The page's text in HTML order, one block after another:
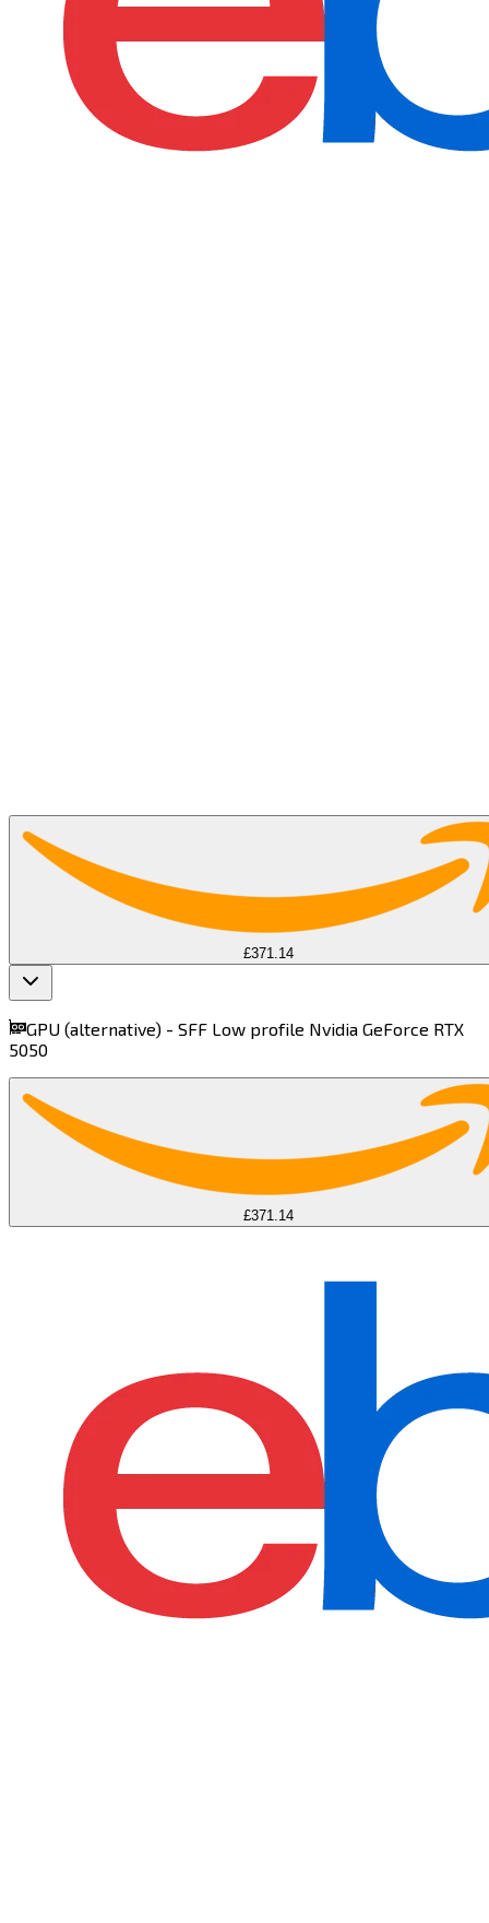
find more on
£371.14
GPU (alternative) - SFF Low profile Nvidia GeForce RTX
5050​​​​‌ ‍ ​‍​‍‌‍ ‌ ​‍‌‍‍‌‌‍‌ ‌‍‍‌‌‍ ‍​‍​‍​ ‍‍​‍​‍‌ ​ ‌‍​‌‌‍ ‍‌‍‍‌‌ ‌​‌ ‍‌​‍ ‍‌‍‍‌‌‍ ​‍​‍​‍ ​​‍​‍‌‍‍​‌ ​‍‌‍‌‌‌‍‌‍​‍​‍​ ‍‍​‍​‍​‍ ‌‍​‌‌‍‌​‌‍ ‌‌‍‍‌‌‍ ‍​‍ ‌‍‍‌‌‍ ‍‌ ‌​‌‍‌‌‌‍ ‍‌ ‌​​‍ ‌‍‌‌‌‍‌​‌‍‍‌‌ ‌​​‍ ‌‍ ‌‌‍ ‌‍‌​‌‍‌‌​ ‌‌ ​​‌ ​‍‌‍‌‌‌ ​ ‌‍‌‌‌‍ ‍‌ ‌​‌‍​‌‌ ‌​‌‍‍‌‌‍ ‌‍ ‍​ ‍ ‌‍‍‌‌‍‌​​ ‌​ ‌ ‌‍‌​​ ‍​​ ​‌‌‍‌‌​ ‌‌​ ​ ‌‍​‍​‍ ‌‌‍​ ​ ​​‌‍​‍​ ​ ​‍ ‌​ ‌​​ ​​‌‍​ ​ ‍‌​‍ ‌​ ‍​​ ‌‌​ ‌ ​ ‍‌​‍ ‌​ ​‌‌‍‌‍​ ‌​​ ‍​​ ‌​‌‍​ ‌‍​‍‌‍‌‍​ ‌​​ ‌​‌‍​ ​ ‌‍​ ‍ ‌ ‌​‌ ‍‌‌ ​​‌‍‌‌​ ‌‌‍‌ ‌ ​​‌ ‌‌​ ‍ ‌ ​​‌‍​‌‌ ‌​‌‍‍​​ ‌‌‍ ‍‌‍​‌‌‍ ‌‌‍‌‌​ ‌‍​‍‌‍​‌‌ ​ ‌‍‌‌‌‌‌‌‌ ​‍‌‍ ​​ ‌​‍‌‌​ ​‍‌​‌‍‌‍​‌‌‍‌​‌‍ ‌‌‍‍‌‌‍ ‍​‍‌‍‌‍‍‌‌‍‌​​ ‌​ ‌ ‌‍‌​​ ‍​​ ​‌‌‍‌‌​ ‌‌​ ​ ‌‍​‍​‍ ‌‌‍​ ​ ​​‌‍​‍​ ​ ​‍ ‌​ ‌​​ ​​‌‍​ ​ ‍‌​‍ ‌​ ‍​​ ‌‌​ ‌ ​ ‍‌​‍ ‌​ ​‌‌‍‌‍​ ‌​​ ‍​​ ‌​‌‍​ ‌‍​‍‌‍‌‍​ ‌​​ ‌​‌‍​ ​ ‌‍​‍‌‍‌ ‌​‌ ‍‌‌ ​​‌‍‌‌​ ‌‌‍‌ ‌ ​​‌ ‌‌​‍‌‍‌ ​​‌‍​‌‌ ‌​‌‍‍​​ ‌‌‍ ‍‌‍​‌‌‍ ‌‌‍‌‌​‍‌‍‌ ​​‌‍‌‌‌ ​‍‌ ​ ‌ ​​‌‍‌‌‌‍​ ‌ ‌​‌‍‍‌‌ ‌‍‌‍‌‌​ ‌‌ ​​‌ ‌‌‌‍​‍‌‍ ​‌‍‍‌‌ ​ ‌‍‍​‌‍‌‌‌‍‌​​‍​‍‌ ‌
£371.14